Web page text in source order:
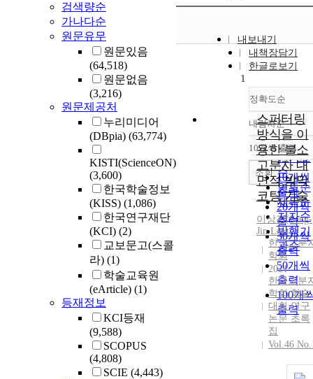
검색량순
가나다순
원문유무
원문있음
(64,518)
원문없음
(3,216)
원문제공처
누리미디어
(DBpia) (63,774)
KISTI(ScienceON)
(3,600)
한국학술정보
(KISS) (1,086)
한국연구재단
(KCI) (2)
교보문고(스콜
라) (1)
학술교육원
(eArticle) (1)
등재정보
KCI등재
(9,588)
SCOPUS
(4,808)
SCIE (4,443)
내보내기
내책장담기
한글로보기
정확도순
정확도
순
인기도
순
연도순
제목순
저자순
발행기
관순
내림차순
내림차
10개씩 출력
10개씩
출력
20개씩
출력
30개씩
출력
50개씩
출력
100개
출력
조회
1
스퍼터링
방식을 이
용한 불소
고분자 대
면적 박막
코팅 기술
이상진(Sang-
Jin Lee)
한국고분
학회
2021
한국고분
학회 학술
대회 연구
논문 초록
집
Vol.46